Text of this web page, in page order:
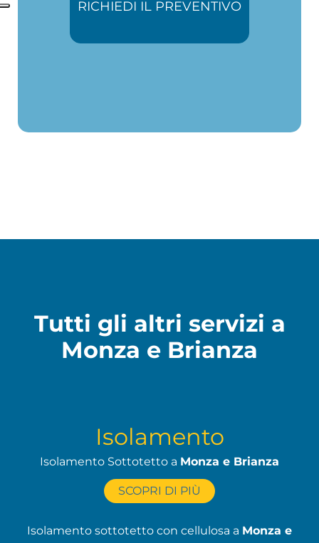
Tutti gli altri servizi a
Monza e Brianza
Isolamento
Isolamento Sottotetto a Monza e Brianza
SCOPRI DI PIÙ
Isolamento sottotetto con cellulosa a Monza e